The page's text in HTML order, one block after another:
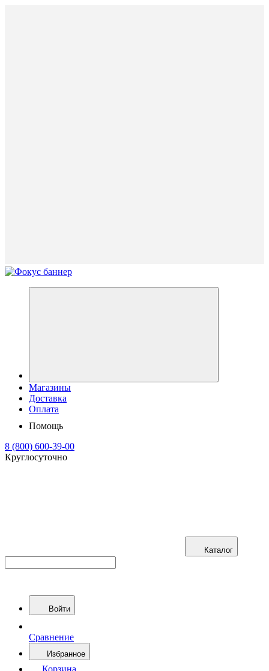
Магазины
Доставка
Оплата
Помощь
8 (800) 600-39-00
Круглосуточно
Каталог
Войти
Сравнение
Избранное
Корзина